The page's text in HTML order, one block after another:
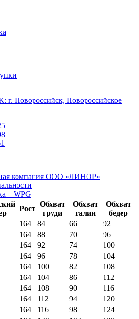
г. Новороссийск, Новороссийское
компания ООО «ЛИНОР»
– WPG
Рост
Обхват
груди
Обхват
талии
Обхват
бедер
164 84 66
92
164 88 70
96
164 92 74
100
164 96 78
104
164 100 82
108
164 104 86
112
164 108 90
116
164 112 94
120
164 116 98
124